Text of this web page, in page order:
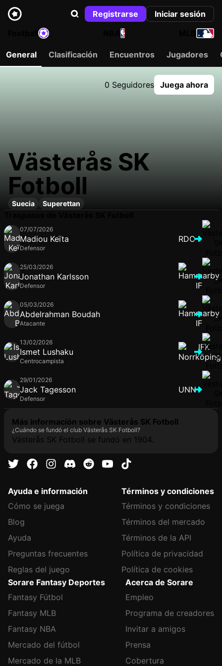
Registrarse
Iniciar sesión
NBA
General Clasificación Encuentros Jugadores
0 Seguidores Juega ahora
Västerås SK
Fotboll
Suecia Superettan
07/07/2026
Madiou Keïta
Defensor
RDC
25/03/2026
Jonathan Karlsson
Defensor
05/03/2026
Abdelrahman Boudah
Atacante
13/02/2026
Ismet Lushaku
Centrocampista
29/01/2026
Jack Tagesson
Defensor
UNN
Más información sobre Västerås SK Fotboll
¿Cuándo se fundó el club Västerås SK Fotboll?
Västerås SK Fotboll se fundó en 1904.
Ayuda e información
Cómo se juega
Blog
Ayuda
Preguntas frecuentes
Reglas del juego
Términos y condiciones
Términos y condiciones
Términos del mercado
Términos de la API
Política de privacidad
Política de cookies
Sorare Fantasy Deportes
Fantasy Fútbol
Fantasy MLB
Fantasy NBA
Mercado del fútbol
Mercado de la MLB
Acerca de Sorare
Empleo
Programa de creadores
Invitar a amigos
Prensa
Cobertura